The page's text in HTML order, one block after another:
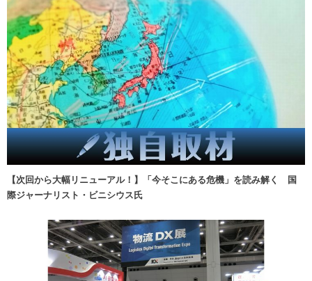
【次回から大幅リニューアル！】「今そこにある危機」を読み解く 国
際ジャーナリスト・ビニシウス氏